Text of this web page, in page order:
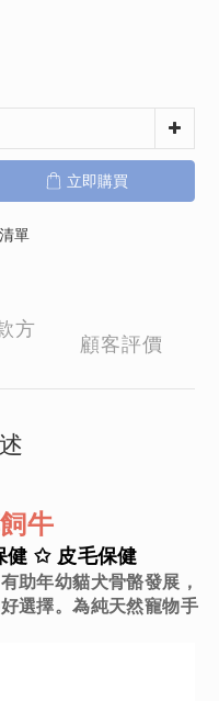
立即購買
單
方
顧客評價
牛
健✩ 皮毛保健
助年幼貓犬骨骼發展，
選擇。為純天然寵物手